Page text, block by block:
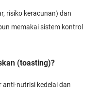
risiko keracunan) dan
memakai sistem kontrol
(toasting)?
nutrisi kedelai dan